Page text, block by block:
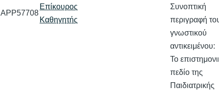
APP57708
Επίκουρος
Καθηγητής
Συνοπτική
περιγραφή
γνωστικού
αντικειμένου:
Το
πεδίο της
Παιδιατρικής